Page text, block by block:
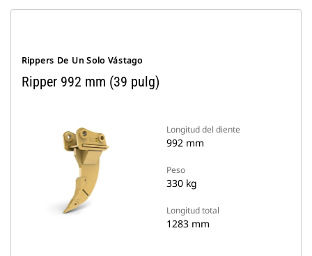
Rippers De Un Solo Vástago
Ripper 992 mm (39 pulg)
Longitud del diente
992 mm
Peso
330 kg
Longitud total
1283 mm